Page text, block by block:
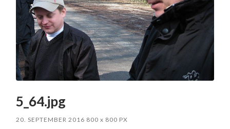
5_64.jpg
20. SEPTEMBER 2016 800x 800 PX